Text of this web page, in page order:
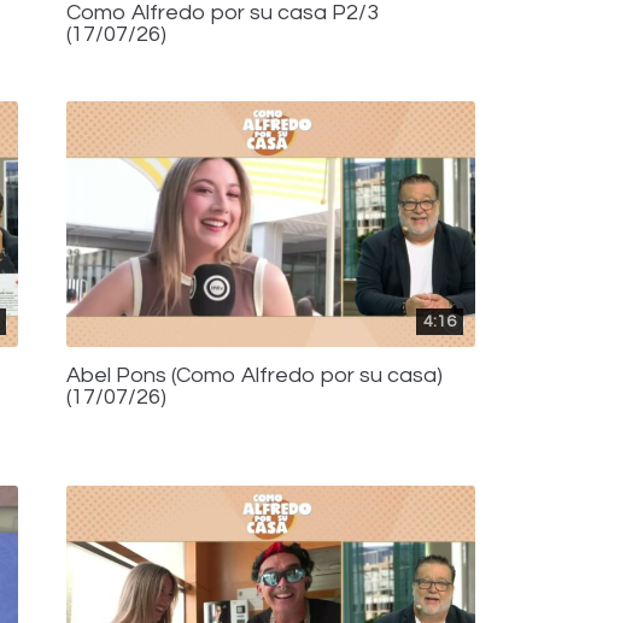
Como Alfredo por su casa P2/3
(17/07/26)
4:16
Abel Pons (Como Alfredo por su casa)
(17/07/26)